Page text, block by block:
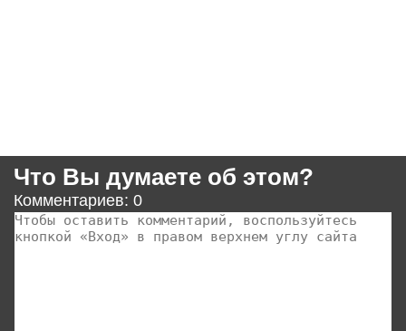
Что Вы думаете об этом?
Комментариев: 0